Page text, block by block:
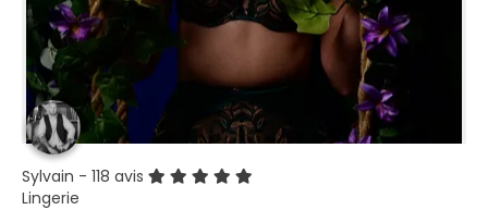
Sylvain - 118 avis
Lingerie